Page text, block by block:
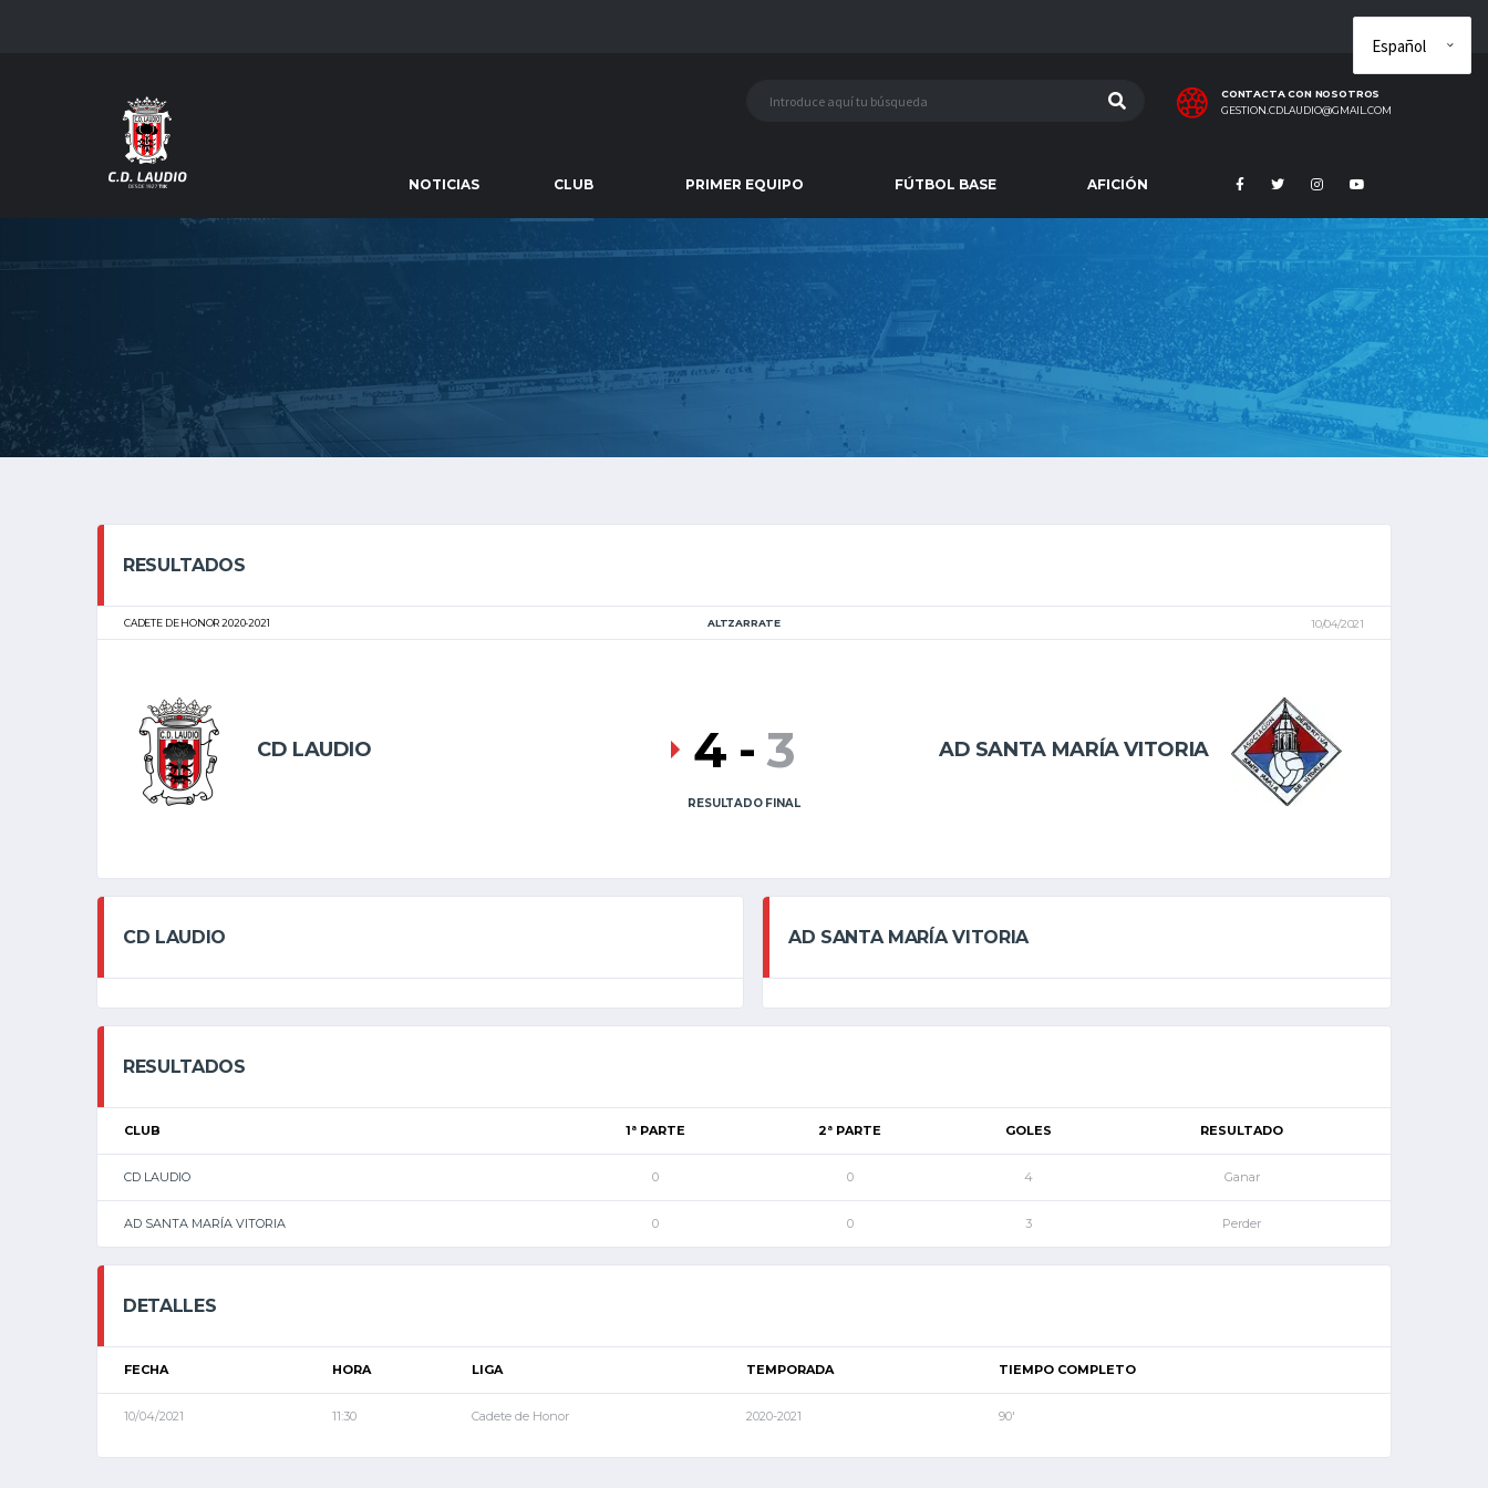
CONTACTA CON NOSOTROS
GESTION.CDLAUDIO@GMAIL.COM
NOTICIAS CLUB PRIMER EQUIPO FÚTBOL BASE AFICIÓN
RESULTADOS
CADETE DE HONOR 2020-2021 ALTZARRATE 10/04/2021
CD LAUDIO AD SANTA MARÍA VITORIA
4 - 3
RESULTADO FINAL
CD LAUDIO AD SANTA MARÍA VITORIA
RESULTADOS
CLUB 1ª PARTE 2ª PARTE GOLES RESULTADO
CD LAUDIO 0 0 4 Ganar
AD SANTA MARÍA VITORIA 0 0 3 Perder
DETALLES
FECHA HORA LIGA TEMPORADA TIEMPO COMPLETO
10/04/2021 11:30 Cadete de Honor 2020-2021 90'